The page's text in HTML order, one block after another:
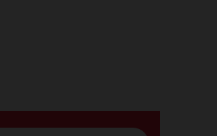
el cumplimiento de las